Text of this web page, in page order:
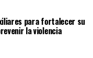
para fortalecer su
la violencia